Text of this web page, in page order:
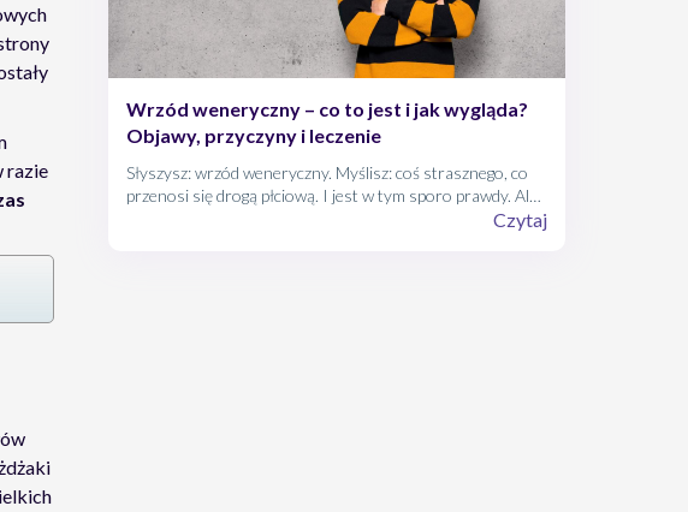
razie
Wrzód weneryczny – co to jest i jak wygląda?
Objawy, przyczyny i leczenie
Słyszysz: wrzód weneryczny. Myślisz: coś strasznego, co
przenosi się drogą płciową. I jest w tym sporo prawdy. Ale
wszystko zależy od tego, jak definiujesz „coś strasznego”,
Czytaj